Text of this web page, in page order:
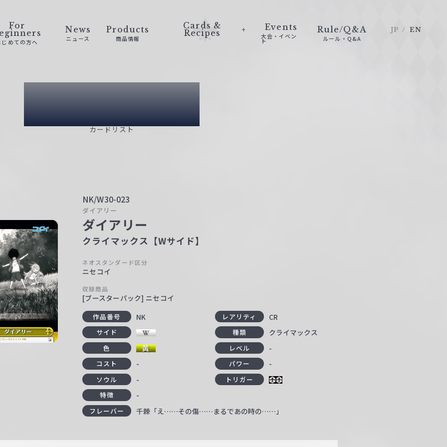
For
じめての方へ
News
ニュース
Products
商品情報
Cards &
Recipes
Events
大会・イベン
ト
Rule/Q&A
ルール・Q&A
JP EN
Card List
カードリスト
NK/W30-023
ダイアリー
ダイアリー
クライマックス【Wサイド】
ネオスタンダード区分
ニセコイ
収録商品
[ブースターパック] ニセコイ
作品番号 NK レアリティ CR
サイド 種類 クライマックス
色 レベル -
コスト - パワー -
ソウル -
トリガー
特徴
-
フレーバー 千棘「え……その傷……まるであの時の……」